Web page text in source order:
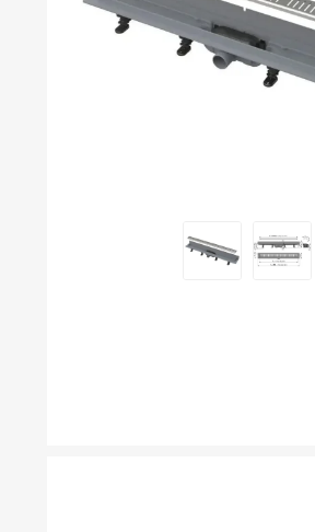
BOJLER
KUPAONSKI NAMJEŠTAJ I OGLEDALA